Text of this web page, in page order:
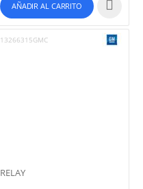
AÑADIR AL CARRITO
13266315GMC
RELAY